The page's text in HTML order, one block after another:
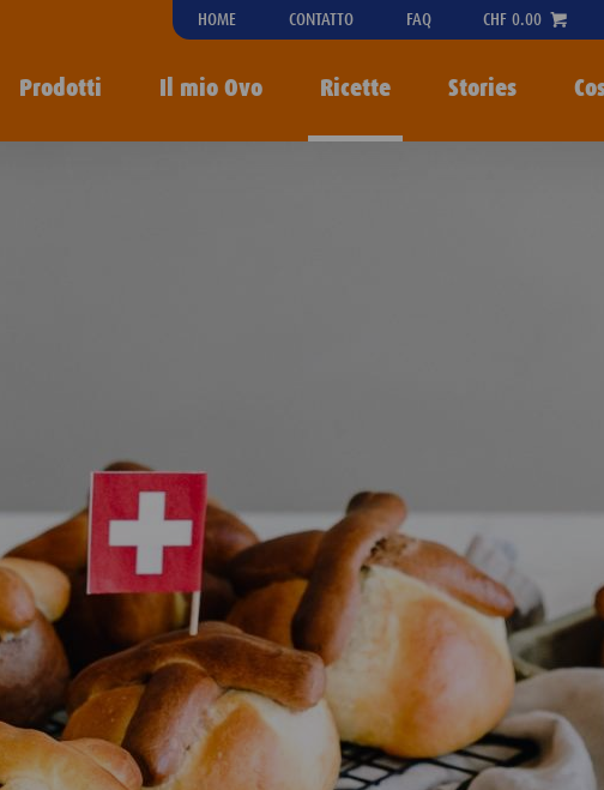
HOME CONTATTO FAQ CHF 0.00
Prodotti Il mio Ovo Ricette Stories